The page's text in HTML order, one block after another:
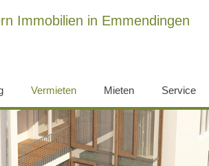
Vermieten(current)Mieten Service